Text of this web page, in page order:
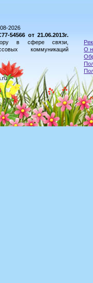
2026
54566 от 21.06.2013г.
в сфере связи,
коммуникаций
О